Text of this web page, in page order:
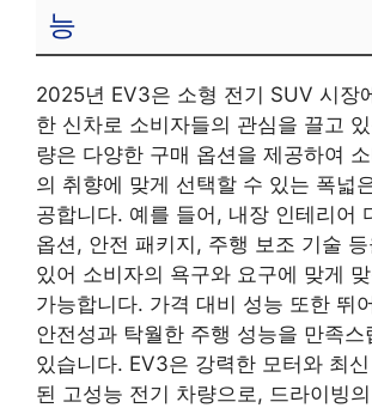
능
2025년 EV3은 소형 전기 SUV 시장
한 신차로 소비자들의 관심을 끌고
량은 다양한 구매 옵션을 제공하여
의 취향에 맞게 선택할 수 있는 폭넓
공합니다. 예를 들어, 내장 인테리어
옵션, 안전 패키지, 주행 보조 기술
있어 소비자의 욕구와 요구에 맞게
가능합니다. 가격 대비 성능 또한 뛰
안전성과 탁월한 주행 성능을 만족스
있습니다. EV3은 강력한 모터와 최
된 고성능 전기 차량으로, 드라이빙